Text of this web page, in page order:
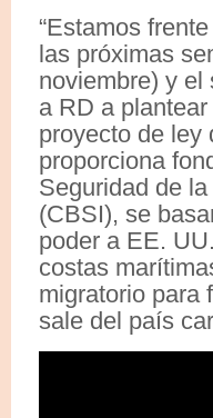
“Estamos
las próximas
noviembre) y el
a RD a
proyecto de ley
proporciona
Seguridad de
(CBSI), se
poder a EE.
costas
migratorio para
sale del país